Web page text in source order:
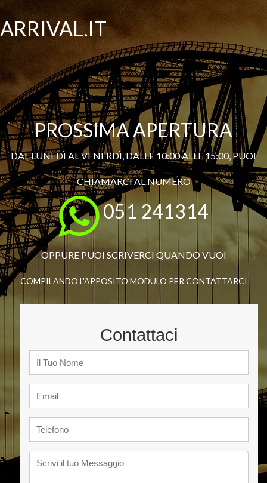
ARRIVAL.IT
PROSSIMA APERTURA
DAL LUNEDÌ AL VENERDÌ, DALLE 10:00 ALLE 15:00, PUOI
CHIAMARCI AL NUMERO
051 241314
OPPURE PUOI SCRIVERCI QUANDO VUOI
COMPILANDO L'APPOSITO MODULO PER CONTATTARCI
Contattaci